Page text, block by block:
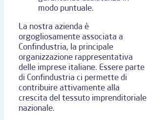
modo puntuale.
La nostra azienda è
orgogliosamente associata a
Confindustria, la principale
organizzazione rappresentativa
delle imprese italiane. Essere parte
di Confindustria ci permette di
contribuire attivamente alla
crescita del tessuto imprenditoriale
nazionale.